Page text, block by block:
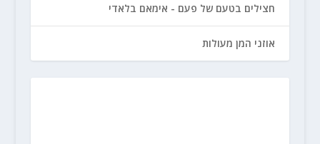
חצילים בטעם של פעם - אימאם בלאדי
אוזני המן מעולות